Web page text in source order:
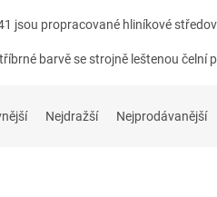
jsou propracované hliníkové
barvě se strojně leštenou čelní
Nejdražší Nejprodávanější